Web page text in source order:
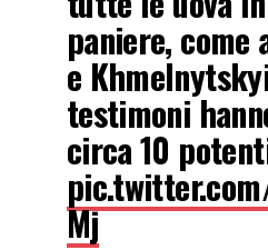
paniere, come
e
testimoni
circa 10
Mj